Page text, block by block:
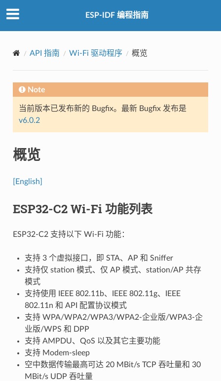
ESP-IDF 编程指南
API 指南 Wi-Fi 驱动程序 概览
Note
当前版本已发布新的 Bugfix。最新 Bugfix 发布是
v6.0.2
概览
[English]
ESP32-C2 Wi-Fi 功能列表
ESP32-C2 支持以下 Wi-Fi 功能：
支持 3 个虚拟接口，即 STA、AP 和 Sniffer
支持仅 station 模式、仅 AP 模式、station/AP 共存
模式
支持使用 IEEE 802.11b、IEEE 802.11g、IEEE
802.11n 和 API 配置协议模式
支持 WPA/WPA2/WPA3/WPA2-企业版/WPA3-企
业版/WPS 和 DPP
支持 AMPDU、QoS 以及其它主要功能
支持 Modem-sleep
空中数据传输最高可达 20 MBit/s TCP 吞吐量和 30
MBit/s UDP 吞吐量